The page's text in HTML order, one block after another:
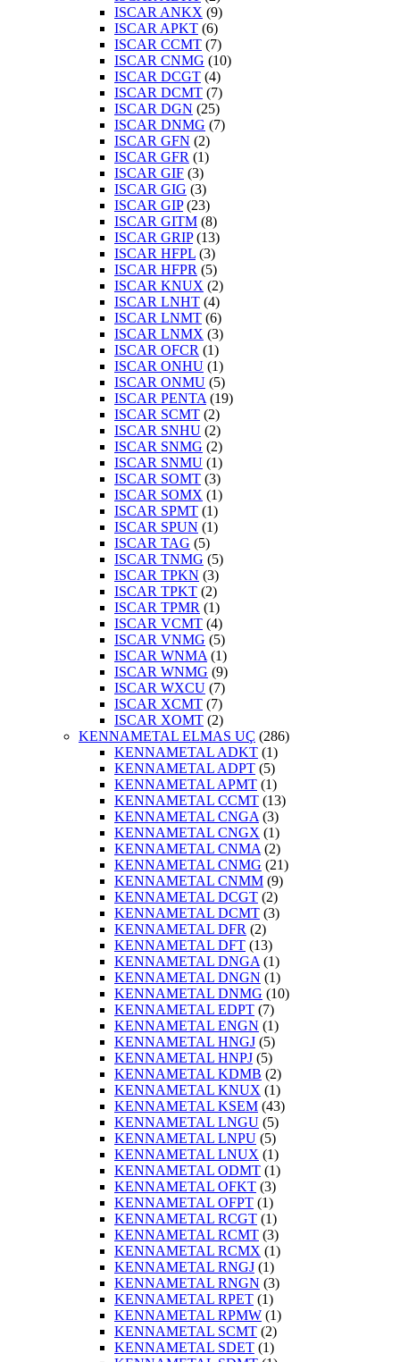
ISCAR ANKX (9)
ISCAR APKT (6)
ISCAR CCMT (7)
ISCAR CNMG (10)
ISCAR DCGT (4)
ISCAR DCMT (7)
ISCAR DGN (25)
ISCAR DNMG (7)
ISCAR GFN (2)
ISCAR GFR (1)
ISCAR GIF (3)
ISCAR GIG (3)
ISCAR GIP(23)
ISCAR GITM (8)
ISCAR GRIP(13)
ISCAR HFPL (3)
ISCAR HFPR (5)
ISCAR KNUX (2)
ISCAR LNHT (4)
ISCAR LNMT (6)
ISCAR LNMX (3)
ISCAR OFCR (1)
ISCAR ONHU (1)
ISCAR ONMU (5)
ISCAR PENTA (19)
ISCAR SCMT (2)
ISCAR SNHU (2)
ISCAR SNMG (2)
ISCAR SNMU (1)
ISCAR SOMT (3)
ISCAR SOMX (1)
ISCAR SPMT (1)
ISCAR SPUN (1)
ISCAR TAG (5)
ISCAR TNMG (5)
ISCAR TPKN (3)
ISCAR TPKT (2)
ISCAR TPMR (1)
ISCAR VCMT (4)
ISCAR VNMG (5)
ISCAR WNMA (1)
ISCAR WNMG (9)
ISCAR WXCU (7)
ISCAR XCMT (7)
ISCAR XOMT (2)
KENNAMETAL ELMAS UÇ (286)
KENNAMETAL ADKT (1)
KENNAMETAL ADPT (5)
KENNAMETAL APMT (1)
KENNAMETAL CCMT (13)
KENNAMETAL CNGA (3)
KENNAMETAL CNGX (1)
KENNAMETAL CNMA (2)
KENNAMETAL CNMG (21)
KENNAMETAL CNMM (9)
KENNAMETAL DCGT (2)
KENNAMETAL DCMT (3)
KENNAMETAL DFR (2)
KENNAMETAL DFT (13)
KENNAMETAL DNGA (1)
KENNAMETAL DNGN (1)
KENNAMETAL DNMG (10)
KENNAMETAL EDPT (7)
KENNAMETAL ENGN (1)
KENNAMETAL HNGJ (5)
KENNAMETAL HNPJ (5)
KENNAMETAL KDMB (2)
KENNAMETAL KNUX (1)
KENNAMETAL KSEM (43)
KENNAMETAL LNGU (5)
KENNAMETAL LNPU (5)
KENNAMETAL LNUX (1)
KENNAMETAL ODMT (1)
KENNAMETAL OFKT (3)
KENNAMETAL OFPT (1)
KENNAMETAL RCGT (1)
KENNAMETAL RCMT (3)
KENNAMETAL RCMX (1)
KENNAMETAL RNGJ (1)
KENNAMETAL RNGN (3)
KENNAMETAL RPET (1)
KENNAMETAL RPMW (1)
KENNAMETAL SCMT (2)
KENNAMETAL SDET (1)